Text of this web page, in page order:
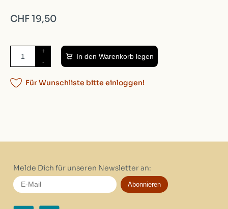
CHF 19,50
+
-
In den Warenkorb legen
Für Wunschliste bitte einloggen!
Melde Dich für unseren Newsletter an:
Abonnieren